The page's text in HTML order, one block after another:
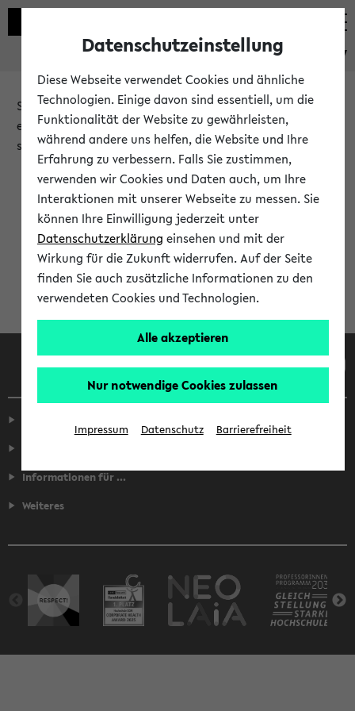
eKVV
Sie möchten auf eine eKVV Funktion zugreifen, die Ihnen
erst nach einer Anmeldung am System zur Verfügung
steht.
Bitte melden Sie sich an:
Anmeldung am eKVV
Informationen für ...
Weiteres
Datenschutzeinstellung
Diese Webseite verwendet Cookies und ähnliche
Technologien. Einige davon sind essentiell, um die
Funktionalität der Website zu gewährleisten,
während andere uns helfen, die Website und Ihre
Erfahrung zu verbessern. Falls Sie zustimmen,
verwenden wir Cookies und Daten auch, um Ihre
Interaktionen mit unserer Webseite zu messen. Sie
können Ihre Einwilligung jederzeit unter
Datenschutzerklärung einsehen und mit der
Wirkung für die Zukunft widerrufen. Auf der Seite
finden Sie auch zusätzliche Informationen zu den
verwendeten Cookies und Technologien.
Alle akzeptieren
Nur notwendige Cookies zulassen
Impressum Datenschutz Barrierefreiheit